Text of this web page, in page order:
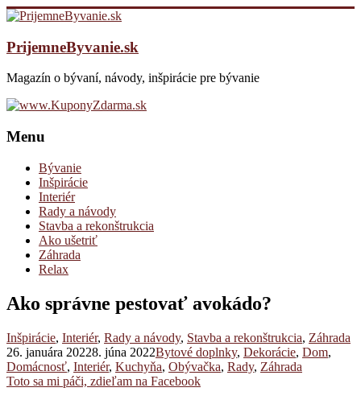
PrijemneByvanie.sk
Magazín o bývaní, návody, inšpirácie pre bývanie
Menu
Bývanie
Inšpirácie
Interiér
Rady a návody
Stavba a rekonštrukcia
Ako ušetriť
Záhrada
Relax
Ako správne pestovať avokádo?
Inšpirácie, Interiér, Rady a návody, Stavba a rekonštrukcia, Záhrada
26. januára 20228. júna 2022Bytové doplnky, Dekorácie, Dom,
Domácnosť, Interiér, Kuchyňa, Obývačka, Rady, Záhrada
Toto sa mi páči, zdieľam na Facebook